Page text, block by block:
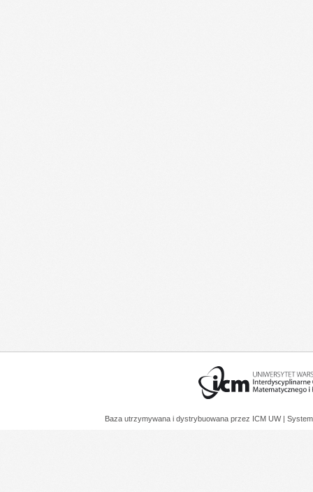
Baza utrzymywana i dystrybuowana przez ICM UW |